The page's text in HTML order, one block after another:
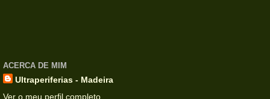
ACERCA DE MIM
Ultraperiferias - Madeira
Ver o meu perfil completo